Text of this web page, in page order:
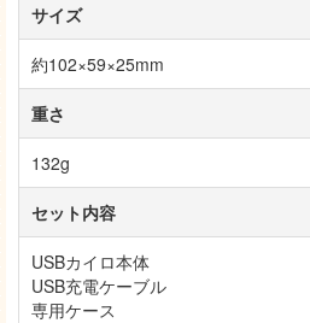
サイズ
約102×59×25mm
重さ
132g
セット内容
USBカイロ本体
USB充電ケーブル
専用ケース